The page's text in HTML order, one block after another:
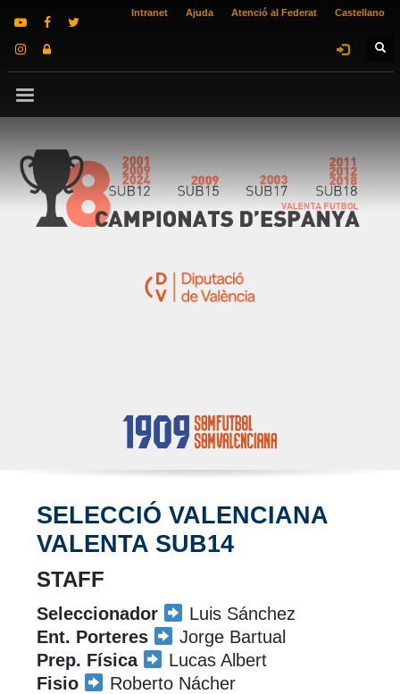
Intranet Ajuda Atenció al Federat Castellano
SELECCIÓ VALENCIANA
VALENTA SUB14
STAFF
Seleccionador
Luis Sánchez
Ent. Porteres
Jorge Bartual
Prep. Física
Lucas Albert
Fisio
Roberto Nácher